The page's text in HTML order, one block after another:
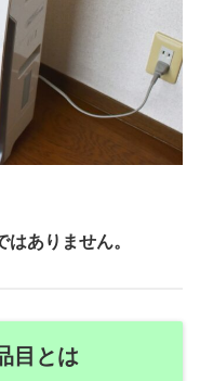
ありません。
目とは